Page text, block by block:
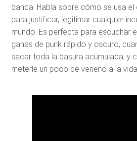
banda. Habla sobre cómo se usa
para justificar, legitimar cualquier
mundo. Es perfecta para escuchar
ganas de punk rápido y oscuro,
sacar toda la basura acumulada, y
meterle un poco de veneno a la vida.